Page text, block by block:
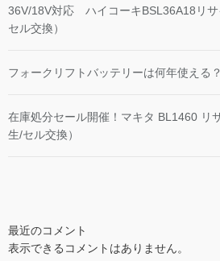
36V/18V対応 ハイコーキBSL36A18リ
セル交換）
フォークリフトバッテリーは何年使える？
在庫処分セール開催！マキタ BL1460 リ
生/セル交換）
最近のコメント
表示できるコメントはありません。